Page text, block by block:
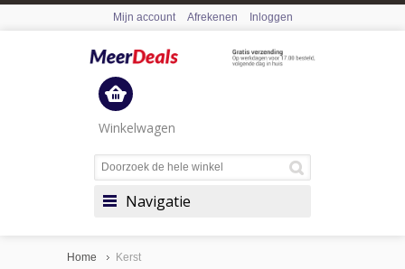
Mijn account Afrekenen Inloggen
Winkelwagen
Navigatie
Home Kerst